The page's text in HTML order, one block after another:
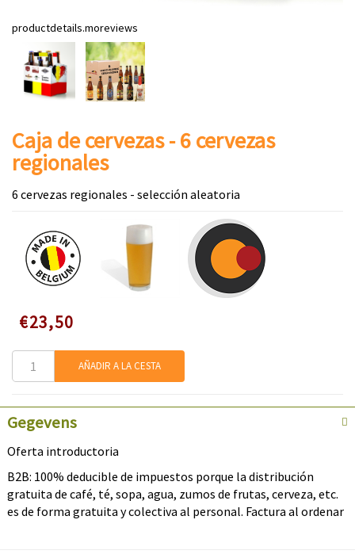
productdetails.moreviews
Caja de cervezas - 6 cervezas
regionales
6 cervezas regionales - selección aleatoria
Speciale
prijs
€23,50
AÑADIR A LA CESTA
Gegevens
Oferta introductoria
B2B: 100% deducible de impuestos porque la distribución
gratuita de café, té, sopa, agua, zumos de frutas, cerveza, etc.
es de forma gratuita y colectiva al personal. Factura al ordenar